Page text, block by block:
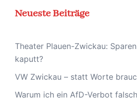
Neueste Beiträge
Theater Plauen-Zwickau:
kaputt?
VW Zwickau – statt Worte
Warum ich ein AfD-Verbot